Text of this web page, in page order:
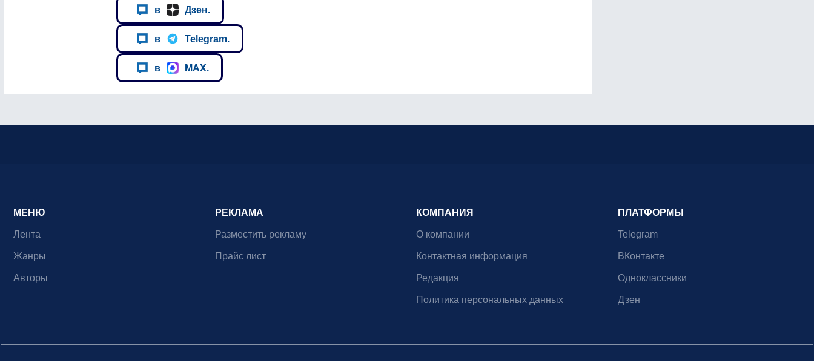
в Дзен.
в Telegram.
в MAX.
МЕНЮ
Лента
Жанры
Авторы
РЕКЛАМА
Разместить рекламу
Прайс лист
КОМПАНИЯ
О компании
Контактная информация
Редакция
Политика персональных данных
ПЛАТФОРМЫ
Telegram
ВКонтакте
Одноклассники
Дзен